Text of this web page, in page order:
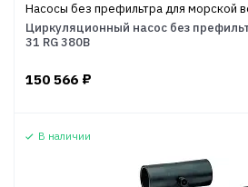
Насосы без префильтра для морской
Циркуляционный насос без
31 RG 380B
150 566 ₽
В наличии